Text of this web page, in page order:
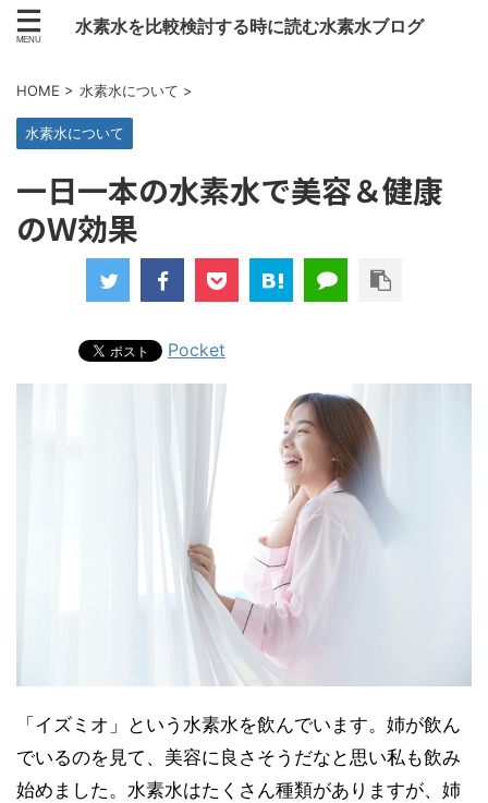
水素水を比較検討する時に読む水素水ブログ
HOME > 水素水について >
水素水について
一日一本の水素水で美容＆健康
のＷ効果
Pocket
「イズミオ」という水素水を飲んでいます。姉が飲ん
でいるのを見て、美容に良さそうだなと思い私も飲み
始めました。水素水はたくさん種類がありますが、姉